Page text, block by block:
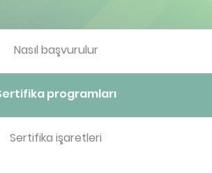
Nasıl başvurulur
programları
Sertifika işaretleri